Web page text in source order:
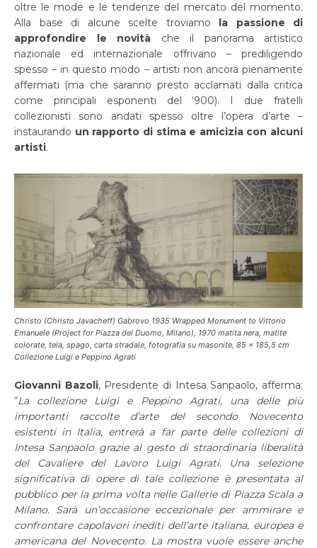
oltre le mode e le tendenze del mercato del momento.
Alla base di alcune scelte troviamo la passione di
approfondire le novità che il panorama artistico
nazionale ed internazionale offrivano – prediligendo
spesso – in questo modo – artisti non ancora pienamente
affermati (ma che saranno presto acclamati dalla critica
come principali esponenti del ‘900). I due fratelli
collezionisti sono andati spesso oltre l’opera d’arte –
instaurando un rapporto di stima e amicizia con alcuni
artisti.
Christo (Christo Javacheff) Gabrovo 1935 Wrapped Monument to Vittorio
Emanuele (Project for Piazza del Duomo, Milano), 1970 matita nera, matite
colorate, tela, spago, carta stradale, fotografia su masonite, 85 x 185,5 cm
Collezione Luigi e Peppino Agrati
Giovanni Bazoli, Presidente di Intesa Sanpaolo, afferma:
“La collezione Luigi e Peppino Agrati, una delle più
importanti raccolte d’arte del secondo Novecento
esistenti in Italia, entrerà a far parte delle collezioni di
Intesa Sanpaolo grazie al gesto di straordinaria liberalità
del Cavaliere del Lavoro Luigi Agrati. Una selezione
significativa di opere di tale collezione è presentata al
pubblico per la prima volta nelle Gallerie di Piazza Scala a
Milano. Sarà un’occasione eccezionale per ammirare e
confrontare capolavori inediti dell’arte italiana, europea e
americana del Novecento. La mostra vuole essere anche